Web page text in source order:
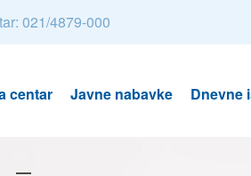
021/4879-000
centar Javne nabavke Dnevne